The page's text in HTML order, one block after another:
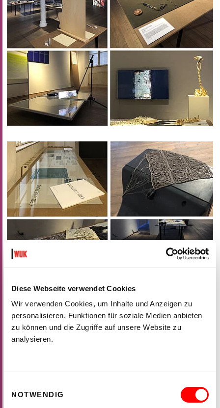
Diese Webseite verwendet Cookies
Wir verwenden Cookies, um Inhalte und Anzeigen zu
personalisieren, Funktionen für soziale Medien anbieten
zu können und die Zugriffe auf unsere Website zu
analysieren.
NOTWENDIG